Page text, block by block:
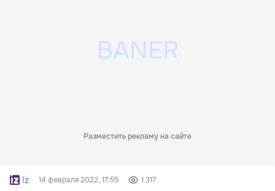
Разместить рекламу на сайте
Iz 14 февраля 2022, 17:55 1 317